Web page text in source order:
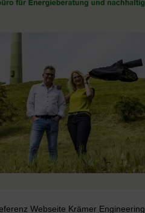
Webseite Krämer Engineering